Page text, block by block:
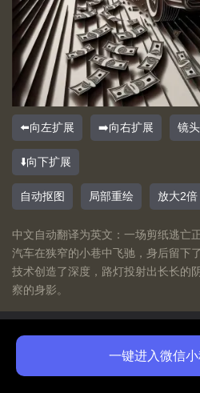
⬅️向左扩展 ➡️向右扩展 镜
⬇️向下扩展
自动抠图 局部重绘 放大2倍
中文自动翻译为英文：一场剪纸逃亡
汽车在狭窄的小巷中飞驰，身后留下
技术创造了深度，路灯投射出长长的
察的身影。
A luxurious and opulent 3D design
background. At the center, the
免费体验
一键进入微信